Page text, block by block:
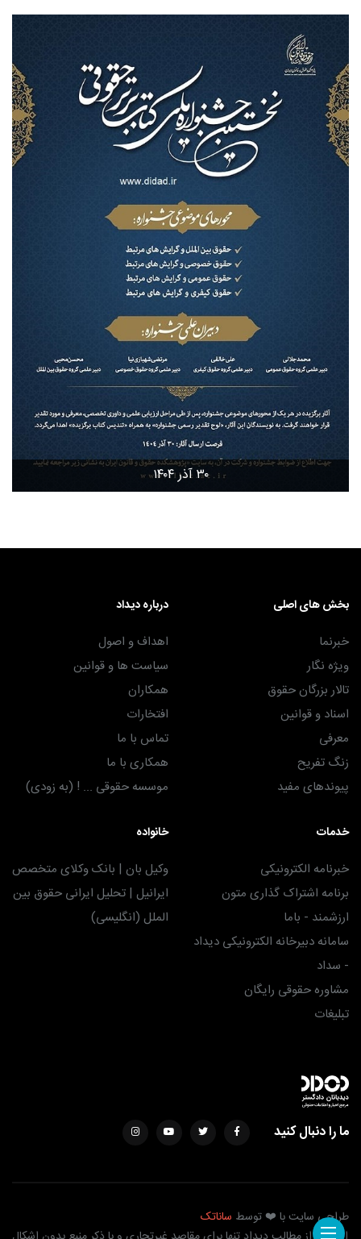
۳۰ آذر ۱۴۰۴
بخش های اصلی
خبرنما
ویژه نگار
تالار بزرگان حقوق
اسناد و قوانین
معرفی
زنگ تفریح
پیوندهای مفید
درباره دیداد
اهداف و اصول
سیاست ها و قوانین
همکاران
افتخارات
تماس با ما
همکاری با ما
موسسه حقوقی ... ! (به زودی)
خدمات
خبرنامه الکترونیکی
برنامه اشتراک گذاری متون
ارزشمند - باما
سامانه دبیرخانه الکترونیکی دیداد
- سداد
مشاوره حقوقی رایگان
تبلیغات
خانواده
وکیل بان | بانک وکلای متخصص
ایرانیل | تحلیل ایرانی حقوق بین
الملل (انگلیسی)
ما را دنبال کنید
طراحی سایت با ❤️ توسط ساناتک